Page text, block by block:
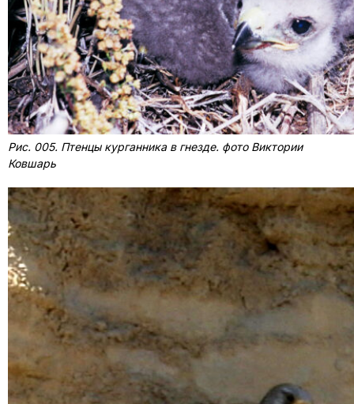
Рис. 005. Птенцы курганника в гнезде. фото Виктории
Ковшарь